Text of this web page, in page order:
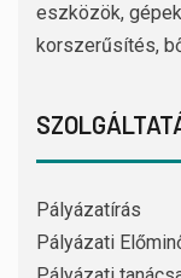
eszközök,
korszerűsítés,
Pályázatírás
Pályázati